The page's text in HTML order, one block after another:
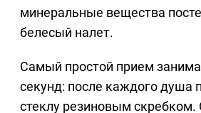
минеральные вещества
белесый налет.
Самый простой прием
секунд: после каждого душа
стеклу резиновым скребком.